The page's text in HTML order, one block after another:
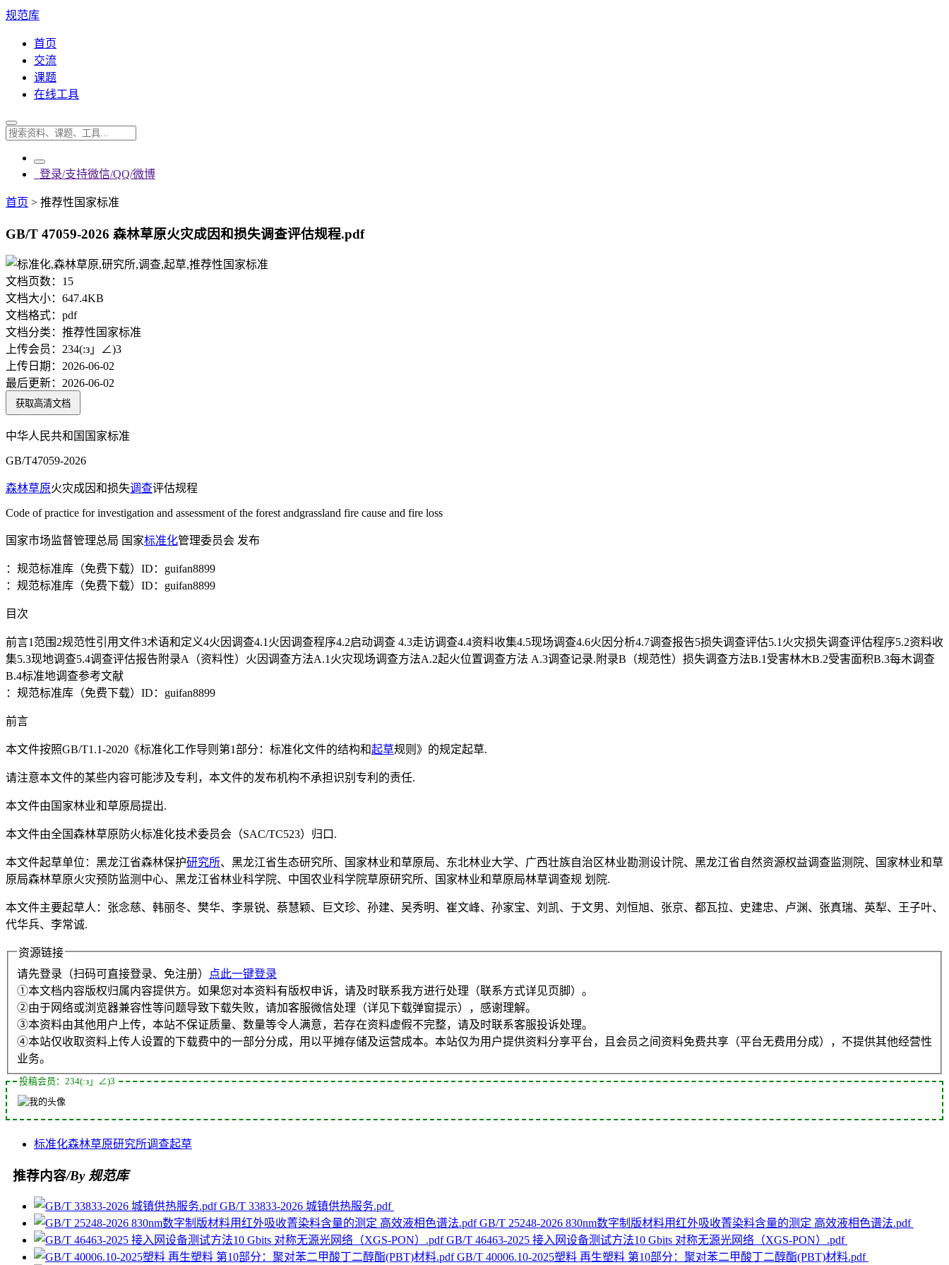
规范库
首页
交流
课题
在线工具
登录/支持微信/QQ/微博
首页 > 推荐性国家标准
GB/T 47059-2026 森林草原火灾成因和损失调查评估规程.pdf
文档页数： 15
文档大小： 647.4KB
文档格式： pdf
文档分类： 推荐性国家标准
上传会员： 234(:з」∠)3
上传日期： 2026-06-02
最后更新： 2026-06-02
获取高清文档
中华人民共和国国家标准
GB/T47059-2026
森林草原火灾成因和损失调查评估规程
Code of practice for investigation and assessment of the forest andgrassland fire cause and fire loss
国家市场监督管理总局 国家标准化管理委员会 发布
：规范标准库（免费下载）ID：guifan8899
：规范标准库（免费下载）ID：guifan8899
目次
前言1范围2规范性引用文件3术语和定义4火因调查4.1火因调查程序4.2启动调查 4.3走访调查4.4资料收集4.5现场调查4.6火因分析4.7调查报告5损失调查评估5.1火灾损失调查评估程序5.2资料收
集5.3现地调查5.4调查评估报告附录A（资料性）火因调查方法A.1火灾现场调查方法A.2起火位置调查方法 A.3调查记录.附录B（规范性）损失调查方法B.1受害林木B.2受害面积B.3每木调查
B.4标准地调查参考文献
：规范标准库（免费下载）ID：guifan8899
前言
本文件按照GB/T1.1-2020《标准化工作导则第1部分：标准化文件的结构和起草规则》的规定起草.
请注意本文件的某些内容可能涉及专利，本文件的发布机构不承担识别专利的责任.
本文件由国家林业和草原局提出.
本文件由全国森林草原防火标准化技术委员会（SAC/TC523）归口.
本文件起草单位：黑龙江省森林保护研究所、黑龙江省生态研究所、国家林业和草原局、东北林业大学、广西壮族自治区林业勘测设计院、黑龙江省自然资源权益调查监测院、国家林业和草
原局森林草原火灾预防监测中心、黑龙江省林业科学院、中国农业科学院草原研究所、国家林业和草原局林草调查规 划院.
本文件主要起草人：张念慈、韩丽冬、樊华、李景锐、蔡慧颖、巨文珍、孙建、吴秀明、崔文峰、孙家宝、刘凯、于文男、刘恒旭、张京、都瓦拉、史建忠、卢渊、张真瑞、英犁、王子叶、
代华兵、李常诚.
资源链接
请先登录（扫码可直接登录、免注册）
点此一键登录
①本文档内容版权归属内容提供方。如果您对本资料有版权申诉，请及时联系我方进行处理（联系方式详见页脚）。
②由于网络或浏览器兼容性等问题导致下载失败，请加客服微信处理（详见下载弹窗提示），感谢理解。
③本资料由其他用户上传，本站不保证质量、数量等令人满意，若存在资料虚假不完整，请及时联系客服投诉处理。
④本站仅收取资料上传人设置的下载费中的一部分分成，用以平摊存储及运营成本。本站仅为用户提供资料分享平台，且会员之间资料免费共享（平台无费用分成），不提供其他经营性
业务。
投稿会员：234(:з」∠)3
标准化森林草原研究所调查起草
推荐内容/By 规范库
GB/T 33833-2026 城镇供热服务.pdf
GB/T 25248-2026 830nm数字制版材料用红外吸收菁染料含量的测定 高效液相色谱法.pdf
GB/T 46463-2025 接入网设备测试方法10 Gbits 对称无源光网络（XGS-PON）.pdf
GB/T 40006.10-2025塑料 再生塑料 第10部分：聚对苯二甲酸丁二醇酯(PBT)材料.pdf